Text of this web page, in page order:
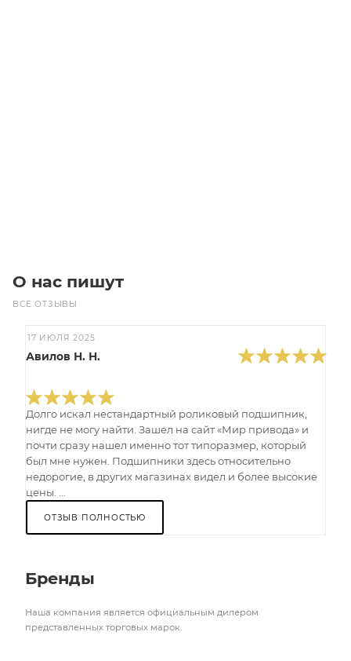
О нас пишут
ВСЕ ОТЗЫВЫ
17 ИЮЛЯ 2025
Авилов Н. Н.
Долго искал нестандартный роликовый подшипник,
нигде не могу найти. Зашел на сайт «Мир привода» и
почти сразу нашел именно тот типоразмер, который
был мне нужен. Подшипники здесь относительно
недорогие, в других магазинах видел и более высокие
цены. ...
ОТЗЫВ ПОЛНОСТЬЮ
Бренды
Наша компания является официальным дилером
представленных торговых марок.